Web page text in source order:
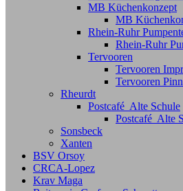
MB Küchenkonzept
MB
Rhein-Ruhr
Rhein-Ruhr
Tervooren
Tervooren
Tervooren
Rheurdt
Postcafé Alte Schule
Postcafé Alte
Sonsbeck
Xanten
BSV Orsoy
CRCA-Lopez
Krav Maga